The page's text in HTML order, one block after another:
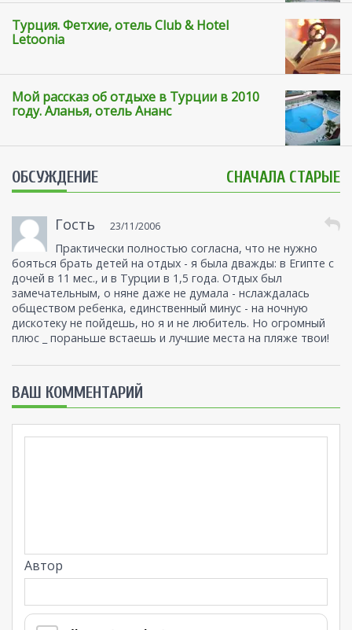
Турция. Фетхие, отель Club & Hotel
Letoonia
Мой рассказ об отдыхе в Турции в 2010
году. Аланья, отель Ананс
ОБСУЖДЕНИЕ СНАЧАЛА СТАРЫЕ
Гость 23/11/2006
Практически полностью согласна, что не нужно
бояться брать детей на отдых - я была дважды: в Египте с
дочей в 11 мес., и в Турции в 1,5 года. Отдых был
замечательным, о няне даже не думала - нслаждалась
обществом ребенка, единственный минус - на ночную
дискотеку не пойдешь, но я и не любитель. Но огромный
плюс _ пораньше встаешь и лучшие места на пляже твои!
ВАШ КОММЕНТАРИЙ
Автор